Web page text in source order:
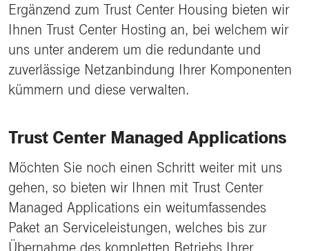
Ergänzend zum Trust Center Housing bieten wir
Ihnen Trust Center Hosting an, bei welchem wir
uns unter anderem um die redundante und
zuverlässige Netzanbindung Ihrer Komponenten
kümmern und diese verwalten.
Trust Center Managed Applications
Möchten Sie noch einen Schritt weiter mit uns
gehen, so bieten wir Ihnen mit Trust Center
Managed Applications ein weitumfassendes
Paket an Serviceleistungen, welches bis zur